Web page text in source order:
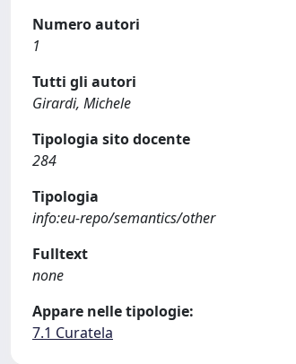
Numero autori
1
Tutti gli autori
Girardi, Michele
Tipologia sito docente
284
Tipologia
info:eu-repo/semantics/other
Fulltext
none
Appare nelle tipologie:
7.1 Curatela